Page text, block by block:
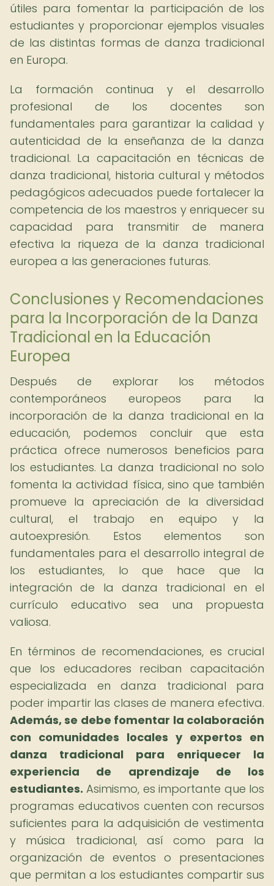
útiles para fomentar la participación de los
estudiantes y proporcionar ejemplos visuales
de las distintas formas de danza tradicional
en Europa.
La formación continua y el desarrollo
profesional de los docentes son
fundamentales para garantizar la calidad y
autenticidad de la enseñanza de la danza
tradicional. La capacitación en técnicas de
danza tradicional, historia cultural y métodos
pedagógicos adecuados puede fortalecer la
competencia de los maestros y enriquecer su
capacidad para transmitir de manera
efectiva la riqueza de la danza tradicional
europea a las generaciones futuras.
Conclusiones y Recomendaciones
para la Incorporación de la Danza
Tradicional en la Educación
Europea
Después de explorar los métodos
contemporáneos europeos para la
incorporación de la danza tradicional en la
educación, podemos concluir que esta
práctica ofrece numerosos beneficios para
los estudiantes. La danza tradicional no solo
fomenta la actividad física, sino que también
promueve la apreciación de la diversidad
cultural, el trabajo en equipo y la
autoexpresión. Estos elementos son
fundamentales para el desarrollo integral de
los estudiantes, lo que hace que la
integración de la danza tradicional en el
currículo educativo sea una propuesta
valiosa.
En términos de recomendaciones, es crucial
que los educadores reciban capacitación
especializada en danza tradicional para
poder impartir las clases de manera efectiva.
Además, se debe fomentar la colaboración
con comunidades locales y expertos en
danza tradicional para enriquecer la
experiencia de aprendizaje de los
estudiantes. Asimismo, es importante que los
programas educativos cuenten con recursos
suficientes para la adquisición de vestimenta
y música tradicional, así como para la
organización de eventos o presentaciones
que permitan a los estudiantes compartir sus